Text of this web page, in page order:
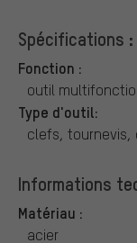
Spécifications :
Fonction :
outil
Type d'outil:
clefs, tournevis,
Informations
Matériau :
acier